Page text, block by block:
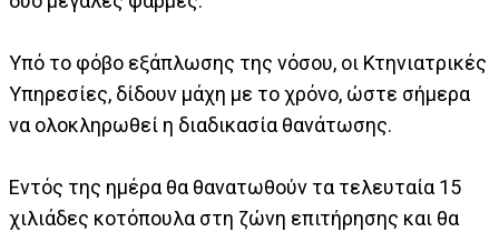
Υπό το φόβο εξάπλωσης της νόσου, οι Κτηνιατρικές
Υπηρεσίες, δίδουν μάχη με το χρόνο, ώστε σήμερα
να ολοκληρωθεί η διαδικασία θανάτωσης.
Εντός της ημέρα θα θανατωθούν τα τελευταία 15
χιλιάδες κοτόπουλα στη ζώνη επιτήρησης και θα